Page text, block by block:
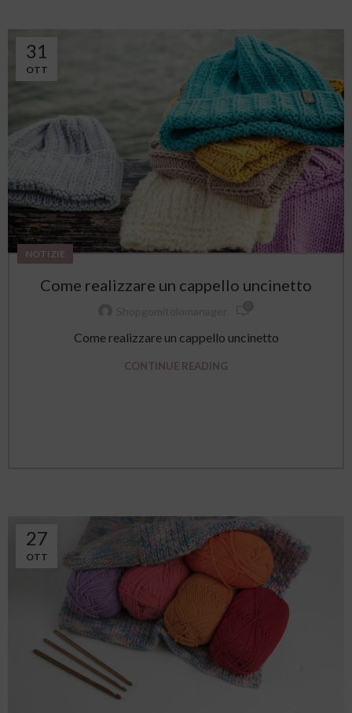
31
OTT
NOTIZIE
Come realizzare un cappello uncinetto
Come realizzare un cappello uncinetto
CONTINUE READING
27
OTT